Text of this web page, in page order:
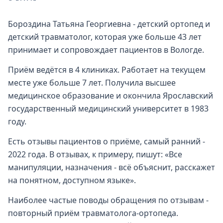
Бороздина Татьяна Георгиевна - детский ортопед и
детский травматолог, которая уже больше 43 лет
принимает и сопровождает пациентов в Вологде.
Приём ведётся в 4 клиниках. Работает на текущем
месте уже больше 7 лет. Получила высшее
медицинское образование и окончила Ярославский
государственный медицинский университет в 1983
году.
Есть отзывы пациентов о приёме, самый ранний -
2022 года. В отзывах, к примеру, пишут: «Все
манипуляции, назначения - всё объяснит, расскажет
на понятном, доступном языке».
Наиболее частые поводы обращения по отзывам -
повторный приём травматолога-ортопеда.